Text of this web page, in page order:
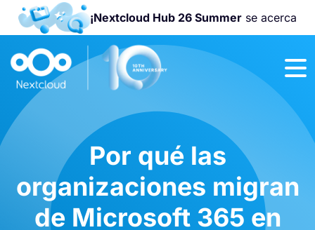
¡Nextcloud Hub 26 Summerse acerca
¡Únete a la
Nextcloud
Community
Por qué las
organizaciones migran
de Microsoft 365 en